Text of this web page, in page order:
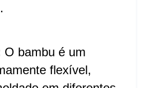
O bambu é um
flexível,